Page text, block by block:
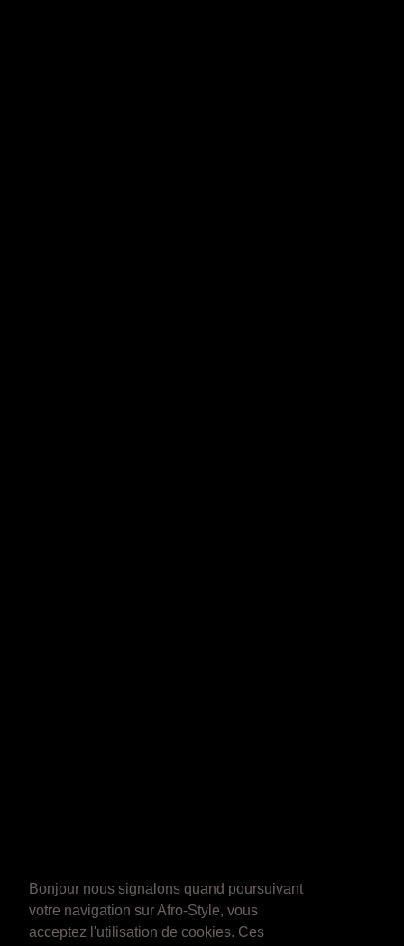
Bonjour nous signalons quand poursuivant
votre navigation sur Afro-Style, vous
acceptez l'utilisation de cookies. Ces